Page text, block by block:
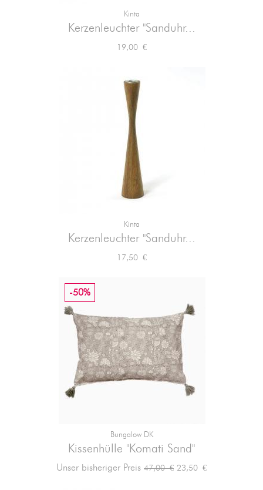
Kinta
Kerzenleuchter "Sanduhr...
Preis
19,00 €
Kinta
Kerzenleuchter "Sanduhr...
Preis
17,50 €
Bungalow DK
Kissenhülle "Komati Sand"
Unser bisheriger Preis Verkaufspreis
47,00 €
-50%
Preis
23,50 €